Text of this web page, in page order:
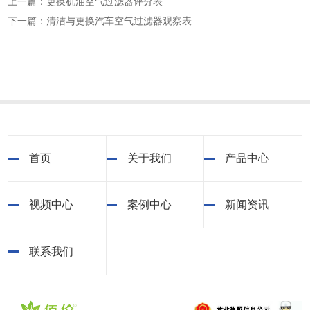
下一篇：清洁与更换汽车空气过滤器观察表
首页 关于我们 产品中心
视频中心 案例中心 新闻资讯
联系我们